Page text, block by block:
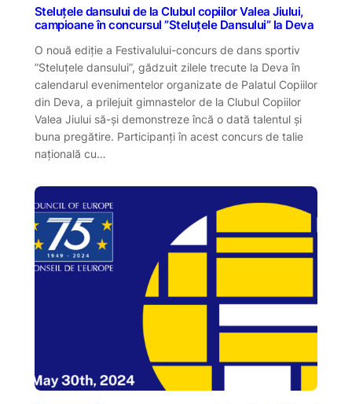
Steluțele dansului de la Clubul copiilor Valea Jiului,
campioane în concursul ”Steluțele Dansului” la Deva
O nouă ediție a Festivalului-concurs de dans sportiv
”Steluțele dansului”, gădzuit zilele trecute la Deva în
calendarul evenimentelor organizate de Palatul Copiilor
din Deva, a prilejuit gimnastelor de la Clubul Copiilor
Valea Jiului să-și demonstreze încă o dată talentul și
buna pregătire. Participanți în acest concurs de talie
națională cu…